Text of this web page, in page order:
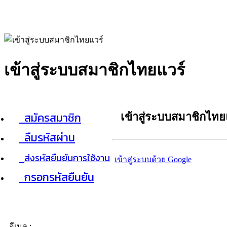
เข้าสู่ระบบสมาชิกไทยแวร์
สมัครสมาชิก
ลืมรหัสผ่าน
ส่งรหัสยืนยันการใช้งาน
กรอกรหัสยืนยัน
เข้าสู่ระบบสมาชิกไท
เข้าสู่ระบบด้วย Google